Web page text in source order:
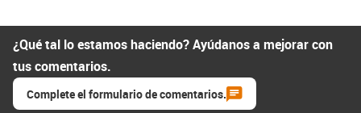
¿Qué tal lo estamos haciendo? Ayúdanos a mejorar con
tus comentarios.
Complete el formulario de comentarios.